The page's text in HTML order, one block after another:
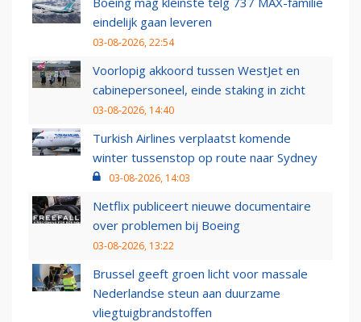
eindelijk gaan leveren
03-08-2026, 22:54
Voorlopig akkoord tussen WestJet en
cabinepersoneel, einde staking in zicht
03-08-2026, 14:40
Turkish Airlines verplaatst komende
winter tussenstop op route naar Sydney
03-08-2026, 14:03
Netflix publiceert nieuwe documentaire
over problemen bij Boeing
03-08-2026, 13:22
Brussel geeft groen licht voor massale
Nederlandse steun aan duurzame
vliegtuigbrandstoffen